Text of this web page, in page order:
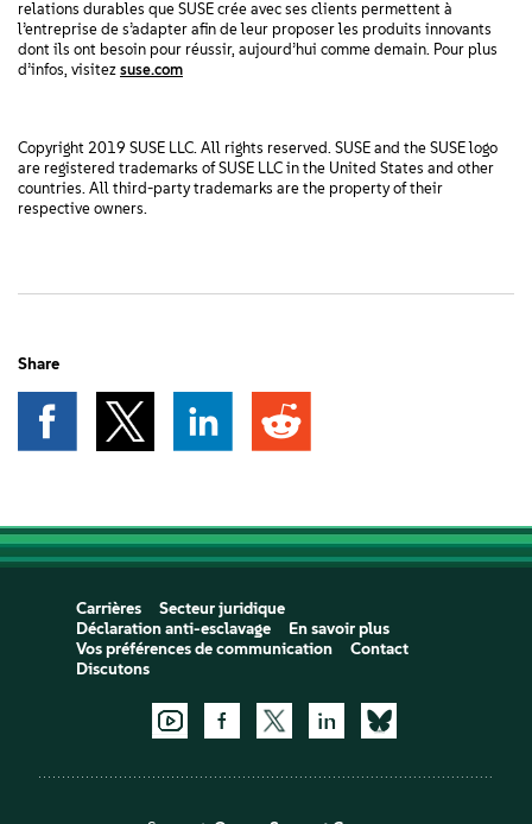
relations durables que SUSE crée avec ses clients permettent à
l’entreprise de s’adapter afin de leur proposer les produits innovants
dont ils ont besoin pour réussir, aujourd’hui comme demain. Pour plus
d’infos, visitez suse.com
Copyright 2019 SUSE LLC. All rights reserved. SUSE and the SUSE logo
are registered trademarks of SUSE LLC in the United States and other
countries. All third-party trademarks are the property of their
respective owners.
Share
Carrières
Secteur juridique
Déclaration anti-esclavage
En savoir plus
Vos préférences de communication
Contact
Discutons